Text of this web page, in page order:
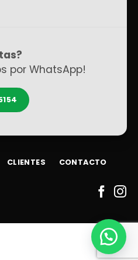
por WhatsApp!
CLIENTES CONTACTO